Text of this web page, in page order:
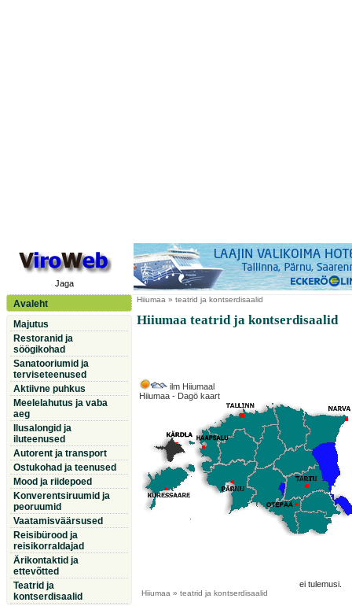
Jaga
Avaleht
Majutus
Restoranid ja
söögikohad
Sanatooriumid ja
terviseteenused
Aktiivne puhkus
Meelelahutus ja vaba
aeg
Ilusalongid ja
iluteenused
Autorent ja transport
Ostukohad ja teenused
Mood ja riidepoed
Konverentsiruumid ja
peoruumid
Vaatamisväärsused
Reisibürood ja
reisikorraldajad
Ärikontaktid ja
ettevõtted
Teatrid ja
kontserdisaalid
Hiiumaa » teatrid ja kontserdisaalid
Hiiumaa teatrid ja kontserdisaalid
ilm Hiiumaal
Hiiumaa - Dagö kaart
ei tulemusi.
Hiiumaa » teatrid ja kontserdisaalid